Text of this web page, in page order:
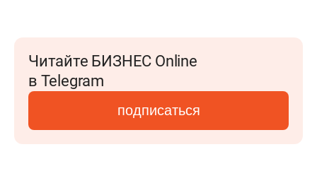
Читайте БИЗНЕС Online
в Telegram
подписаться